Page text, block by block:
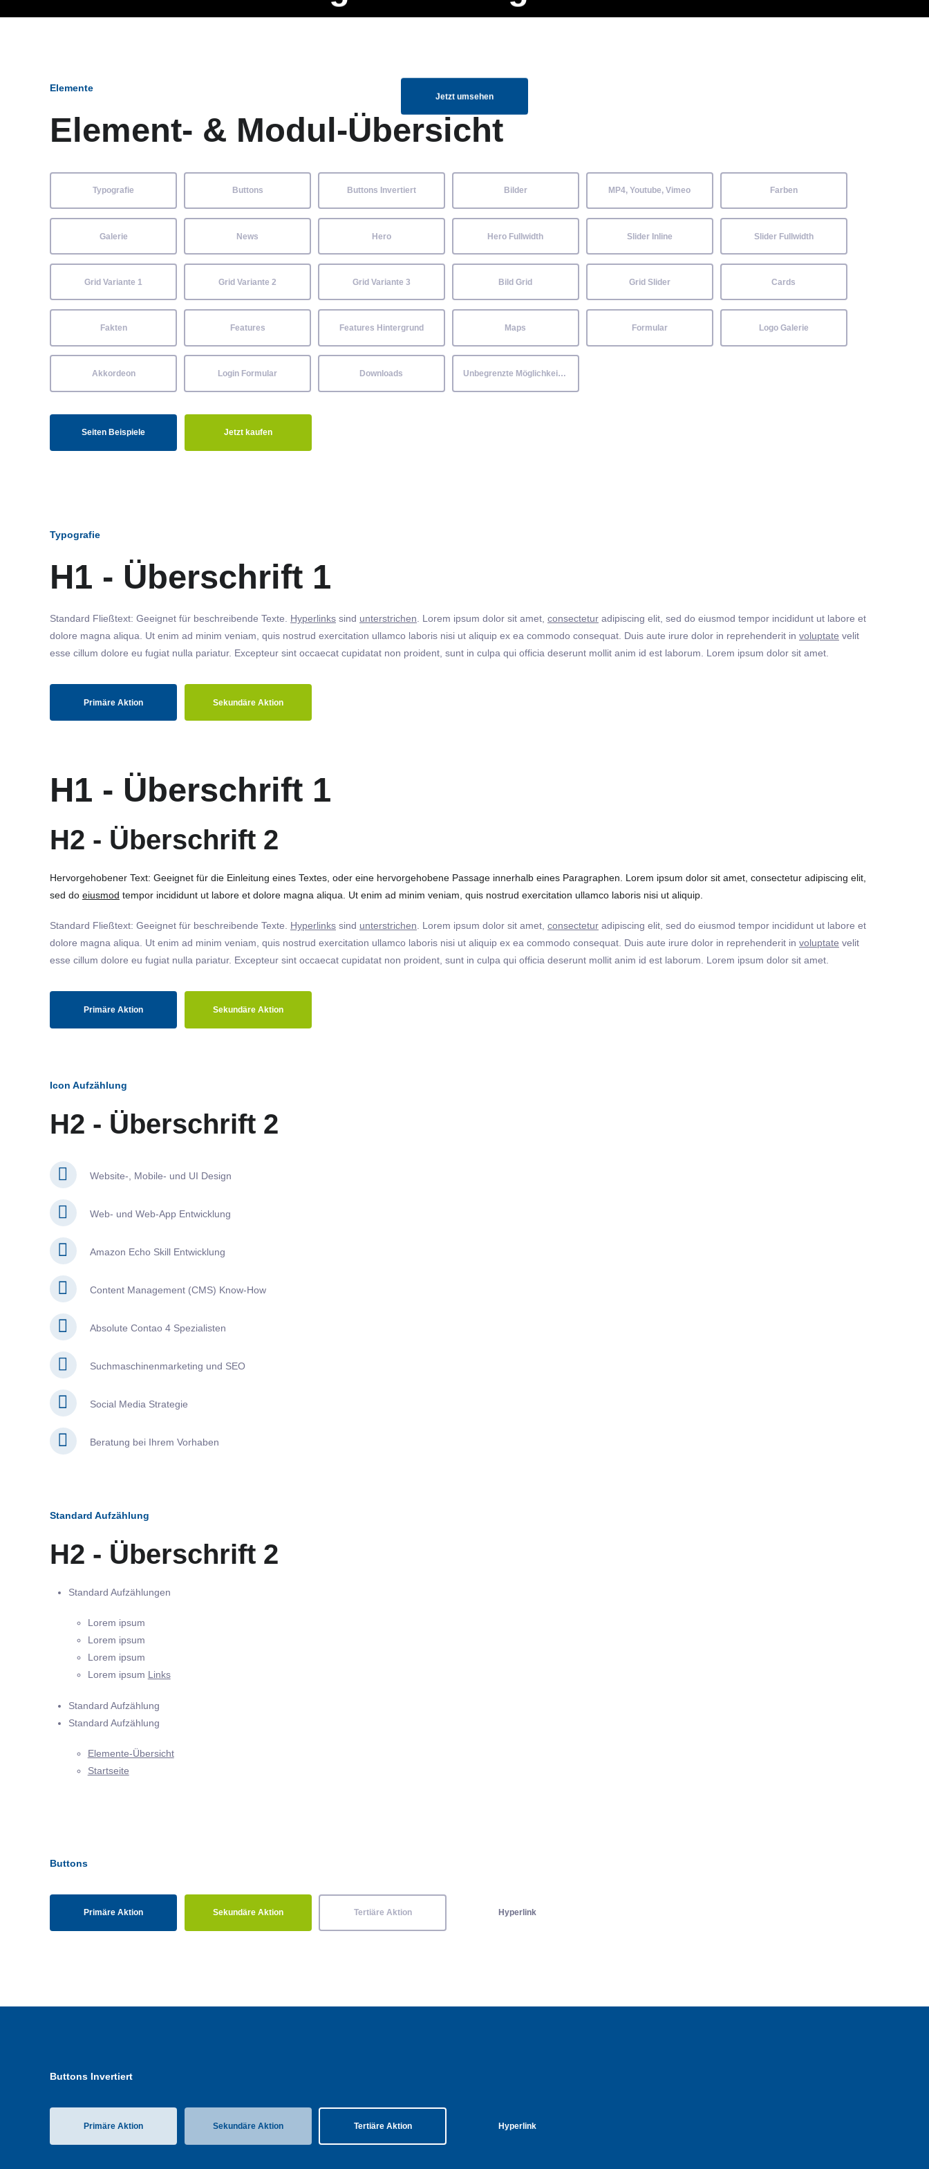
Jetzt umsehen
Elemente
Element- & Modul-Übersicht
Typografie Buttons Buttons Invertiert Bilder MP4, Youtube, Vimeo Farben
Galerie News Hero Hero Fullwidth Slider Inline Slider Fullwidth
Grid Variante 1 Grid Variante 2 Grid Variante 3 Bild Grid Grid Slider Cards
Fakten Features Features Hintergrund Maps Formular Logo Galerie
Akkordeon Login Formular Downloads Unbegrenzte Möglichkeiten
Seiten Beispiele Jetzt kaufen
Typografie
H1 - Überschrift 1
Standard Fließtext: Geeignet für beschreibende Texte. Hyperlinks sind unterstrichen . Lorem ipsum dolor sit amet, consectetur adipiscing elit, sed do eiusmod tempor incididunt ut labore et
dolore magna aliqua. Ut enim ad minim veniam, quis nostrud exercitation ullamco laboris nisi ut aliquip ex ea commodo consequat. Duis aute irure dolor in reprehenderit in voluptate velit
esse cillum dolore eu fugiat nulla pariatur. Excepteur sint occaecat cupidatat non proident, sunt in culpa qui officia deserunt mollit anim id est laborum. Lorem ipsum dolor sit amet.
Primäre Aktion Sekundäre Aktion
H1 - Überschrift 1
H2 - Überschrift 2
Hervorgehobener Text: Geeignet für die Einleitung eines Textes, oder eine hervorgehobene Passage innerhalb eines Paragraphen. Lorem ipsum dolor sit amet, consectetur adipiscing elit,
sed do eiusmod tempor incididunt ut labore et dolore magna aliqua. Ut enim ad minim veniam, quis nostrud exercitation ullamco laboris nisi ut aliquip.
Standard Fließtext: Geeignet für beschreibende Texte. Hyperlinks sind unterstrichen. Lorem ipsum dolor sit amet, consectetur adipiscing elit, sed do eiusmod tempor incididunt ut labore et
dolore magna aliqua. Ut enim ad minim veniam, quis nostrud exercitation ullamco laboris nisi ut aliquip ex ea commodo consequat. Duis aute irure dolor in reprehenderit in voluptate velit
esse cillum dolore eu fugiat nulla pariatur. Excepteur sint occaecat cupidatat non proident, sunt in culpa qui officia deserunt mollit anim id est laborum. Lorem ipsum dolor sit amet.
Primäre Aktion Sekundäre Aktion
Icon Aufzählung
H2 - Überschrift 2
Website-, Mobile- und UI Design
Web- und Web-App Entwicklung
Amazon Echo Skill Entwicklung
Content Management (CMS) Know-How
Absolute Contao 4 Spezialisten
Suchmaschinenmarketing und SEO
Social Media Strategie
Beratung bei Ihrem Vorhaben
Standard Aufzählung
H2 - Überschrift 2
Standard Aufzählungen
Lorem ipsum
Lorem ipsum
Lorem ipsum
Lorem ipsum Links
Standard Aufzählung
Standard Aufzählung
Elemente-Übersicht
Startseite
Buttons
Primäre Aktion Sekundäre Aktion Tertiäre Aktion Hyperlink
Buttons Invertiert
Primäre Aktion Sekundäre Aktion Tertiäre Aktion Hyperlink